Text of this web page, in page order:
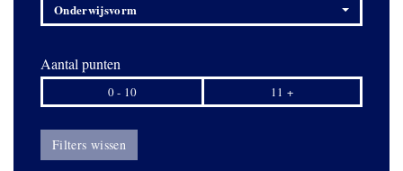
Onderwijsvorm
Aantal punten
0 - 10 11 +
Filters wissen